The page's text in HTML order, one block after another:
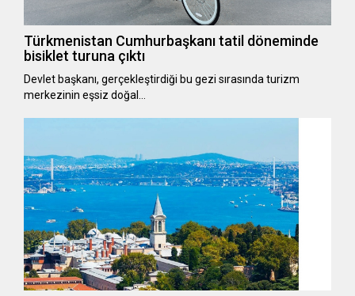
Türkmenistan Cumhurbaşkanı tatil döneminde
bisiklet turuna çıktı
Devlet başkanı, gerçekleştirdiği bu gezi sırasında turizm
merkezinin eşsiz doğal…